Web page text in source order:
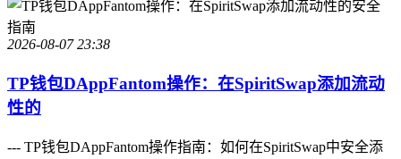
2026-08-07 23:38
TP钱包DAppFantom操作：在SpiritSwap添加流动
性的
--- TP钱包DAppFantom操作指南：如何在SpiritSwap中安全添